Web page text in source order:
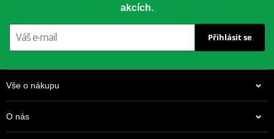
akcích.
Přihlásit se
Vše o nákupu
O nás